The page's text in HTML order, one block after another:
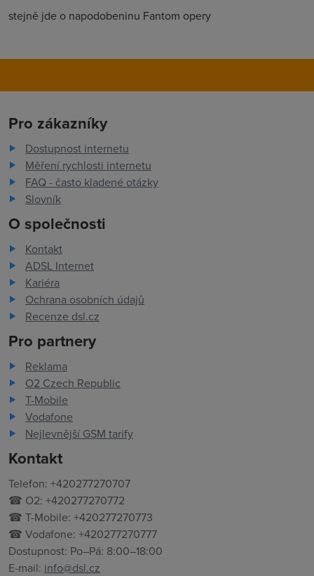
stejně jde o napodobeninu Fantom opery
Pro zákazníky
Dostupnost internetu
Měření rychlosti internetu
FAQ - často kladené otázky
Slovník
O společnosti
Kontakt
ADSL Internet
Kariéra
Ochrana osobních údajů
Recenze dsl.cz
Pro partnery
Reklama
O2 Czech Republic
T-Mobile
Vodafone
Nejlevnější GSM tarify
Kontakt
Telefon: +420277270707
☎ O2: +420277270772
☎ T-Mobile: +420277270773
☎ Vodafone: +420277270777
Dostupnost: Po–Pá: 8:00–18:00
E-mail: info@dsl.cz